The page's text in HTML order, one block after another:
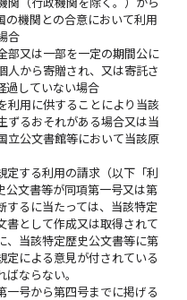
の機関との合意において利用
合
部又は一部を一定の期間公に
人から寄贈され、又は寄託さ
過していない場合
利用に供することにより当該
ずるおそれがある場合又は当
立公文書館等において当該原
定する利用の請求（以下「利
公文書等が同項第一号又は第
するに当たっては、当該特定
書として作成又は取得されて
、当該特定歴史公文書等に第
定による意見が付されている
ならない。
一号から第四号までに掲げる